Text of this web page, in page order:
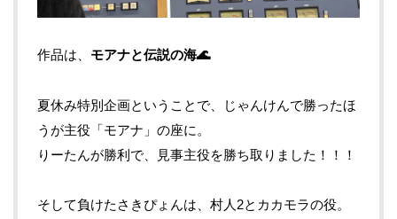
作品は、 モアナと伝説の海🌊
夏休み特別企画ということで、じゃんけんで勝ったほ
うが主役「モアナ」の座に。
りーたんが勝利で、見事主役を勝ち取りました！！！
そして負けたさきぴょんは、村人2とカカモラの役。